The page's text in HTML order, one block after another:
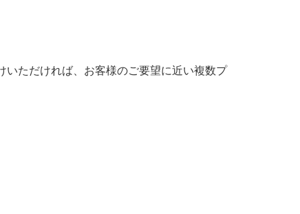
いただければ、お客様のご要望に近い複数プ